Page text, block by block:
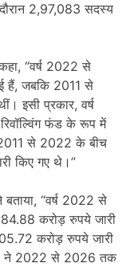
2,97,083 सदस्य
“वर्ष 2022 से
हैं, जबकि 2011 से
इसी प्रकार, वर्ष
फंड के रूप में
से 2022 के बीच
किए गए थे।”
बताया, “वर्ष 2022 से
करोड़ रुपये जारी
करोड़ रुपये जारी
ने 2022 से 2026 तक